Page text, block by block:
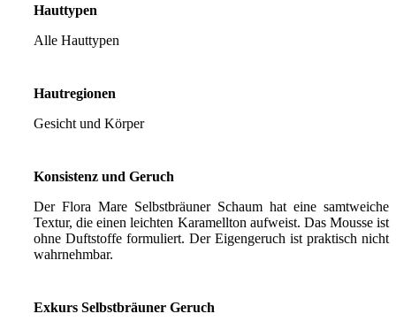
Hauttypen
Alle Hauttypen
Hautregionen
Gesicht und Körper
Konsistenz und Geruch
Der Flora Mare Selbstbräuner Schaum hat eine samtweiche
Textur, die einen leichten Karamellton aufweist. Das Mousse ist
ohne Duftstoffe formuliert. Der Eigengeruch ist praktisch nicht
wahrnehmbar.
Exkurs Selbstbräuner Geruch